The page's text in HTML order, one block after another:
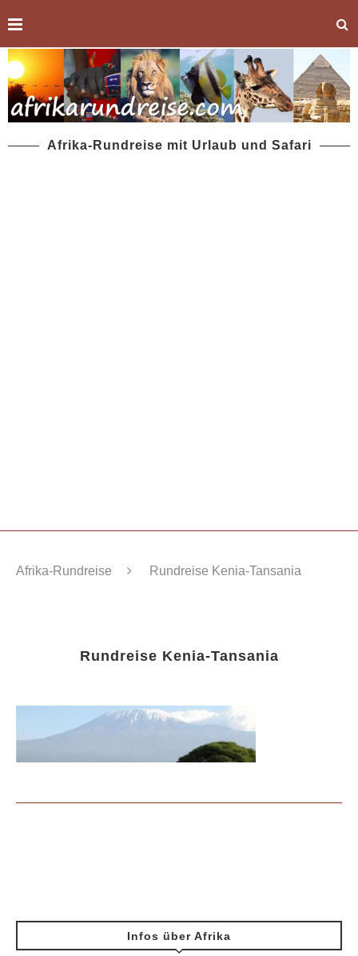
Afrika-Rundreise mit Urlaub und Safari
Afrika-Rundreise Rundreise Kenia-Tansania
Rundreise Kenia-Tansania
Infos über Afrika